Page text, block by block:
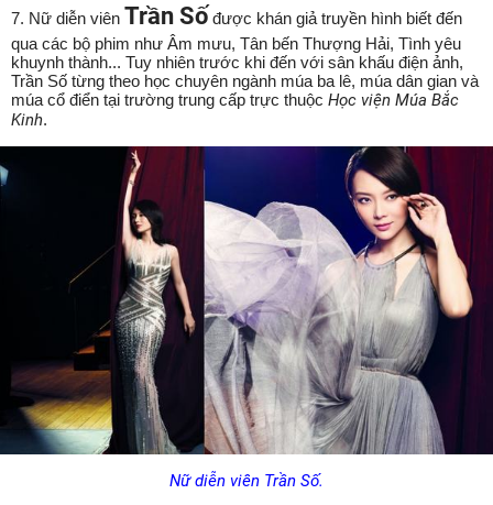
7. Nữ diễn viên Trần Số được khán giả truyền hình biết đến
qua các bộ phim như Âm mưu, Tân bến Thượng Hải, Tình yêu
khuynh thành... Tuy nhiên trước khi đến với sân khấu điện ảnh,
Trần Số từng theo học chuyên ngành múa ba lê, múa dân gian và
múa cổ điển tại trường trung cấp trực thuộc Học viện Múa Bắc
Kinh.
Nữ diễn viên Trần Số.